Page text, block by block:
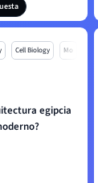
Cell Biology Mo
egipcia